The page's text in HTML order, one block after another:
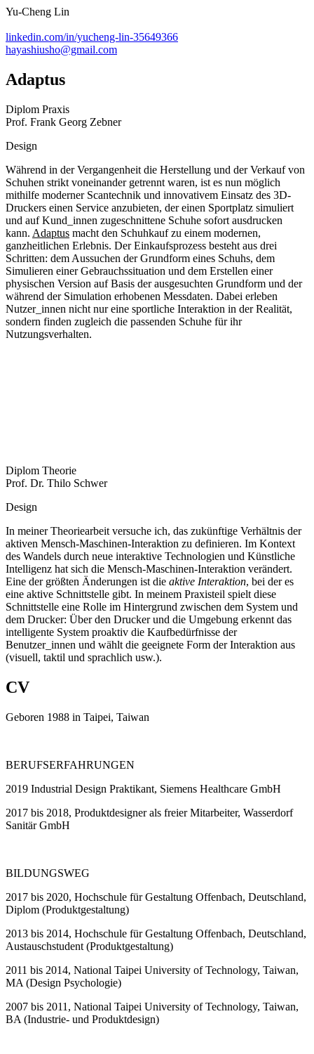
Yu-Cheng Lin
linkedin.com/in/yucheng-lin-35649366
hayashiusho@gmail.com
Adaptus
Diplom Praxis
Prof. Frank Georg Zebner
Design
Während in der Vergangenheit die Herstellung und der Verkauf von
Schuhen strikt voneinander getrennt waren, ist es nun möglich
mithilfe moderner Scantechnik und innovativem Einsatz des 3D-
Druckers einen Service anzubieten, der einen Sportplatz simuliert
und auf Kund_innen zugeschnittene Schuhe sofort ausdrucken
kann. Adaptus macht den Schuhkauf zu einem modernen,
ganzheitlichen Erlebnis. Der Einkaufsprozess besteht aus drei
Schritten: dem Aussuchen der Grundform eines Schuhs, dem
Simulieren einer Gebrauchssituation und dem Erstellen einer
physischen Version auf Basis der ausgesuchten Grundform und der
während der Simulation erhobenen Messdaten. Dabei erleben
Nutzer_innen nicht nur eine sportliche Interaktion in der Realität,
sondern finden zugleich die passenden Schuhe für ihr
Nutzungsverhalten.
Diplom Theorie
Prof. Dr. Thilo Schwer
Design
In meiner Theoriearbeit versuche ich, das zukünftige Verhältnis der
aktiven Mensch-Maschinen-Interaktion zu definieren. Im Kontext
des Wandels durch neue interaktive Technologien und Künstliche
Intelligenz hat sich die Mensch-Maschinen-Interaktion verändert.
Eine der größten Änderungen ist die aktive Interaktion, bei der es
eine aktive Schnittstelle gibt. In meinem Praxisteil spielt diese
Schnittstelle eine Rolle im Hintergrund zwischen dem System und
dem Drucker: Über den Drucker und die Umgebung erkennt das
intelligente System proaktiv die Kaufbedürfnisse der
Benutzer_innen und wählt die geeignete Form der Interaktion aus
(visuell, taktil und sprachlich usw.).
CV
Geboren 1988 in Taipei, Taiwan
BERUFSERFAHRUNGEN
2019 Industrial Design Praktikant, Siemens Healthcare GmbH
2017 bis 2018, Produktdesigner als freier Mitarbeiter, Wasserdorf
Sanitär GmbH
BILDUNGSWEG
2017 bis 2020, Hochschule für Gestaltung Offenbach, Deutschland,
Diplom (Produktgestaltung)
2013 bis 2014, Hochschule für Gestaltung Offenbach, Deutschland,
Austauschstudent (Produktgestaltung)
2011 bis 2014, National Taipei University of Technology, Taiwan,
MA (Design Psychologie)
2007 bis 2011, National Taipei University of Technology, Taiwan,
BA (Industrie- und Produktdesign)